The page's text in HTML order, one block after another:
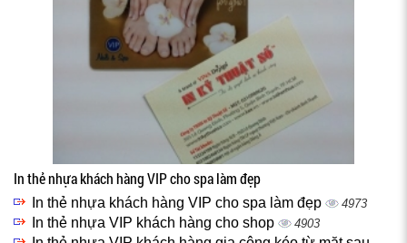
In thẻ nhựa khách hàng VIP cho spa làm đẹp
In thẻ nhựa khách hàng VIP cho spa làm đẹp 4973
In thẻ nhựa VIP khách hàng cho shop 4903